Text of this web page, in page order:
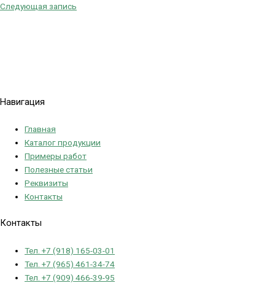
Следующая запись
Навигация
Главная
Каталог продукции
Примеры работ
Полезные статьи
Реквизиты
Контакты
Контакты
Тел. +7 (918) 165-03-01
Тел. +7 (965) 461-34-74
Тел. +7 (909) 466-39-95